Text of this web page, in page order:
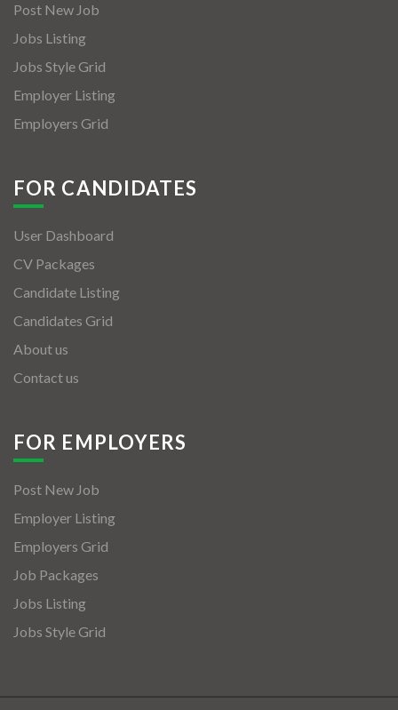
Post New Job
Jobs Listing
Jobs Style Grid
Employer Listing
Employers Grid
FOR CANDIDATES
User Dashboard
CV Packages
Candidate Listing
Candidates Grid
About us
Contact us
FOR EMPLOYERS
Post New Job
Employer Listing
Employers Grid
Job Packages
Jobs Listing
Jobs Style Grid